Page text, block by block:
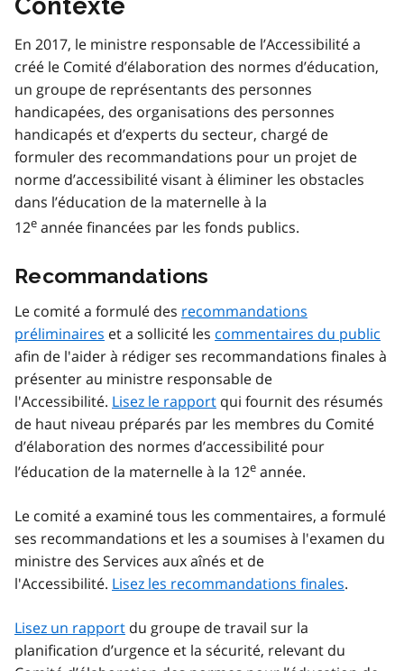
Contexte
En 2017, le ministre responsable de l’Accessibilité a
créé le Comité d’élaboration des normes d’éducation,
un groupe de représentants des personnes
handicapées, des organisations des personnes
handicapés et d’experts du secteur, chargé de
formuler des recommandations pour un projet de
norme d’accessibilité visant à éliminer les obstacles
dans l’éducation de la maternelle à la
12e année financées par les fonds publics.
Recommandations
Le comité a formulé des recommandations
préliminaires et a sollicité les commentaires du public
afin de l'aider à rédiger ses recommandations finales à
présenter au ministre responsable de
l'Accessibilité. Lisez le rapport qui fournit des résumés
de haut niveau préparés par les membres du Comité
d’élaboration des normes d’accessibilité pour
l’éducation de la maternelle à la 12e année.
Le comité a examiné tous les commentaires, a formulé
ses recommandations et les a soumises à l'examen du
ministre des Services aux aînés et de
l'Accessibilité. Lisez les recommandations finales.
Lisez un rapport du groupe de travail sur la
planification d’urgence et la sécurité, relevant du